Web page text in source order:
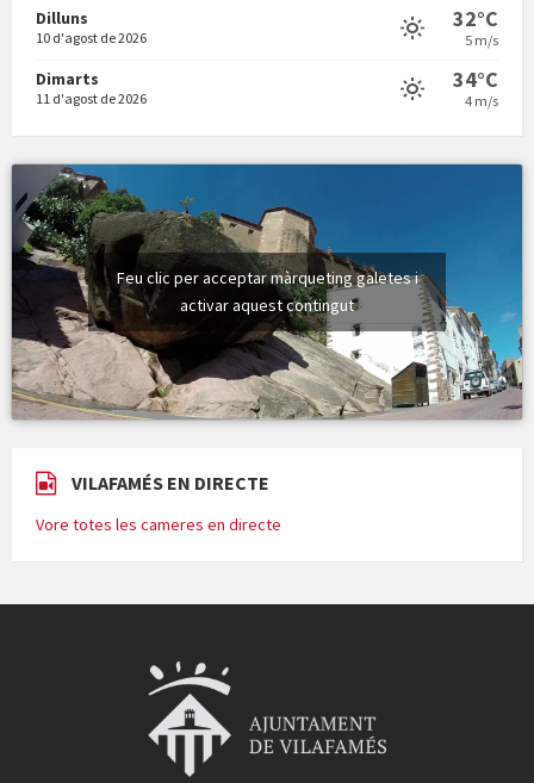
Vermuts a la Font. Hit parit
Dilluns
10 d'agost de 2026
32°C
5 m/s
Dimarts
11 d'agost de 2026
34°C
4 m/s
Feu clic per acceptar màrqueting galetes i
activar aquest contingut
VILAFAMÉS EN DIRECTE
Vore totes les cameres en directe